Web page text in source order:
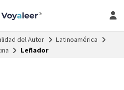
del Autor
Latinoamérica
Leñador